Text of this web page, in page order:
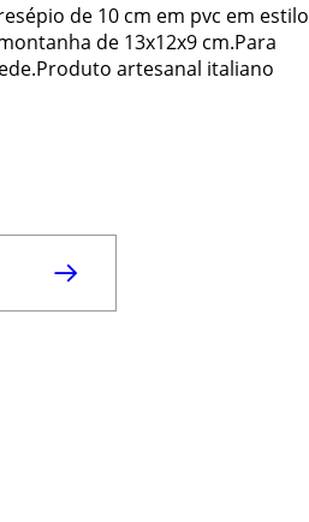
de 10 cm em pvc em estilo
de 13x12x9 cm.Para
artesanal italiano